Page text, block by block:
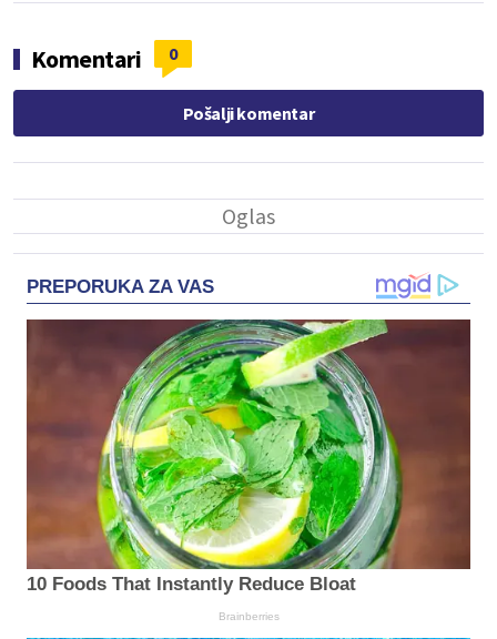
Komentari 0
Pošalji komentar
PREPORUKA ZA VAS
10 Foods That Instantly Reduce Bloat
Brainberries